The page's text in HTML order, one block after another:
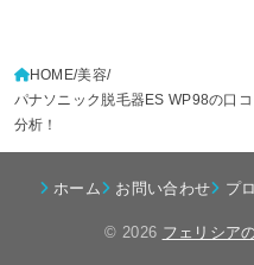
HOME 美容
パナソニック脱毛器ES WP98の口
分析！
ホーム お問い合わせ プ
© 2026 フェリシア